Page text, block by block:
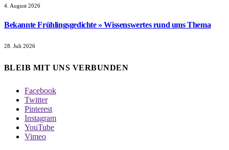
4. August 2026
Bekannte Frühlingsgedichte » Wissenswertes rund ums Thema
28. Juli 2026
BLEIB MIT UNS VERBUNDEN
Facebook
Twitter
Pinterest
Instagram
YouTube
Vimeo